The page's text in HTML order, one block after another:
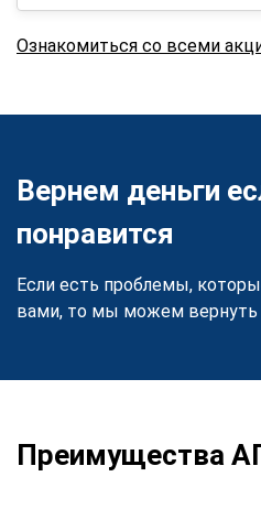
Ознакомиться со всеми
Вернем деньги
понравится
Если есть проблемы,
вами, то мы можем вернуть
Преимущества